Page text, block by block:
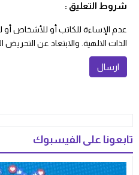
شروط التعليق :
عدم الإساءة للكاتب أو للأشخاص أو
الذات الالهية. والابتعاد عن
تابعونا على الفيسبوك